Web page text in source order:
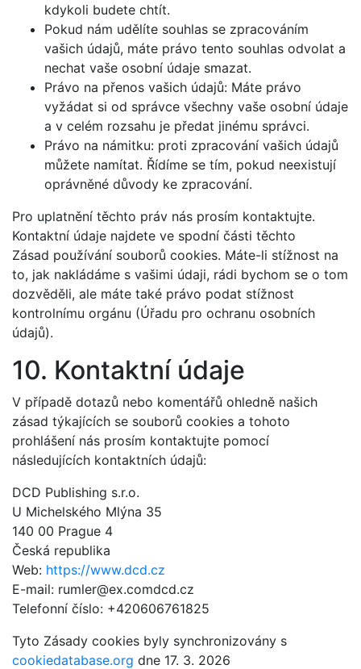
kdykoli budete chtít.
Pokud nám udělíte souhlas se zpracováním
vašich údajů, máte právo tento souhlas odvolat a
nechat vaše osobní údaje smazat.
Právo na přenos vašich údajů: Máte právo
vyžádat si od správce všechny vaše osobní údaje
a v celém rozsahu je předat jinému správci.
Právo na námitku: proti zpracování vašich údajů
můžete namítat. Řídíme se tím, pokud neexistují
oprávněné důvody ke zpracování.
Pro uplatnění těchto práv nás prosím kontaktujte.
Kontaktní údaje najdete ve spodní části těchto
Zásad používání souborů cookies. Máte-li stížnost na
to, jak nakládáme s vašimi údaji, rádi bychom se o tom
dozvěděli, ale máte také právo podat stížnost
kontrolnímu orgánu (Úřadu pro ochranu osobních
údajů).
10. Kontaktní údaje
V případě dotazů nebo komentářů ohledně našich
zásad týkajících se souborů cookies a tohoto
prohlášení nás prosím kontaktujte pomocí
následujících kontaktních údajů:
DCD Publishing s.r.o.
U Michelského Mlýna 35
140 00 Prague 4
Česká republika
Web: https://www.dcd.cz
E-mail: rumler@ex.comdcd.cz
Telefonní číslo: +420606761825
Tyto Zásady cookies byly synchronizovány s
cookiedatabase.org dne 17. 3. 2026